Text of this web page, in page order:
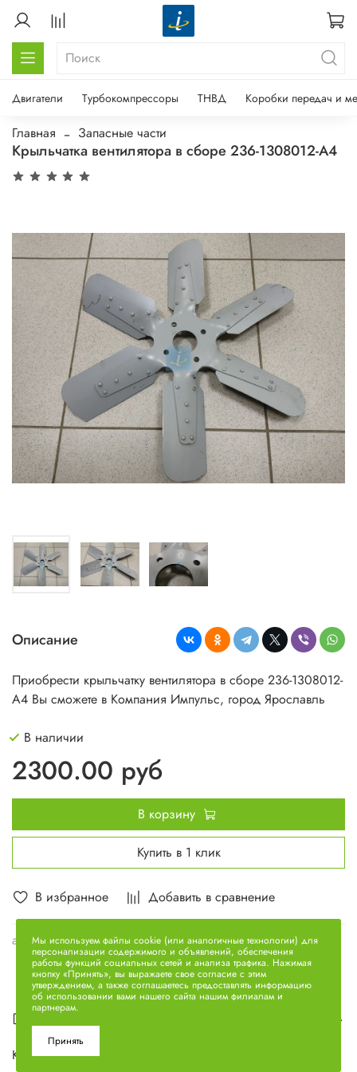
Двигатели Турбокомпрессоры ТНВД Коробки передач и
Главная Запасные части
Крыльчатка вентилятора в сборе 236-1308012-А4
В избранное Добавить в сравнение
арт.236-1308012-А4
Описание
Приобрести крыльчатку вентилятора в сборе 236-1308012-
А4 Вы сможете в Компания Импульс, город Ярославль
В наличии
2300.00 руб
В корзину
Купить в 1 клик
Описание
Крыльчатка вентилятора в сборе 236-1308012-А4
Мы используем файлы cookie (или аналогичные технологии) для
персонализации содержимого и объявлений, обеспечения
работы функций социальных сетей и анализа трафика. Нажимая
кнопку «Принять», вы выражаете свое согласие с этим
утверждением, а также соглашаетесь предоставлять информацию
об использовании вами нашего сайта нашим филиалам и
партнерам.
Принять